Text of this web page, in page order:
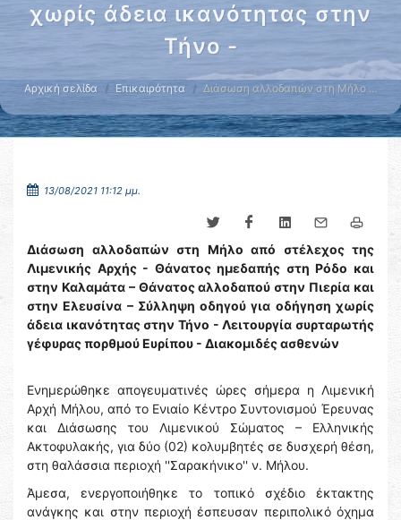
χωρίς άδεια ικανότητας στην
Τήνο -
Αρχική σελίδα Επικαιρότητα Διάσωση αλλοδαπών στη Μήλο …
13/08/2021 11:12 μμ.
Διάσωση αλλοδαπών στη Μήλο από στέλεχος της
Λιμενικής Αρχής - Θάνατος ημεδαπής στη Ρόδο και
στην Καλαμάτα – Θάνατος αλλοδαπού στην Πιερία και
στην Ελευσίνα – Σύλληψη οδηγού για οδήγηση χωρίς
άδεια ικανότητας στην Τήνο - Λειτουργία συρταρωτής
γέφυρας πορθμού Ευρίπου - Διακομιδές ασθενών
Ενημερώθηκε απογευματινές ώρες σήμερα η Λιμενική
Αρχή Μήλου, από το Ενιαίο Κέντρο Συντονισμού Έρευνας
και Διάσωσης του Λιμενικού Σώματος – Ελληνικής
Ακτοφυλακής, για δύο (02) κολυμβητές σε δυσχερή θέση,
στη θαλάσσια περιοχή ''Σαρακήνικο'' ν. Μήλου.
Άμεσα, ενεργοποιήθηκε το τοπικό σχέδιο έκτακτης
ανάγκης και στην περιοχή έσπευσαν περιπολικό όχημα